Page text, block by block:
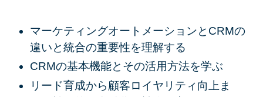
マーケティングオートメーションとCRMの
違いと統合の重要性を理解する
CRMの基本機能とその活用方法を学ぶ
リード育成から顧客ロイヤリティ向上ま